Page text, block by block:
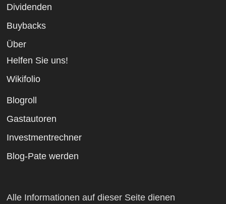
Dividenden
Buybacks
Über
Helfen Sie uns!
Wikifolio
Blogroll
Gastautoren
Investmentrechner
Blog-Pate werden
Alle Informationen auf dieser Seite dienen